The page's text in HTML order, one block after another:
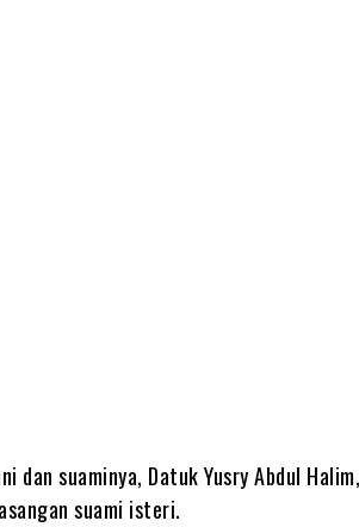
dan suaminya, Datuk Yusry Abdul
suami isteri.